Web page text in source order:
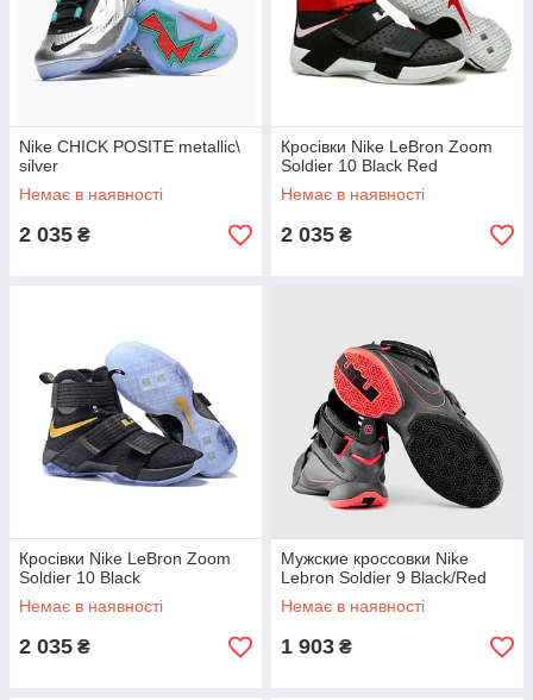
Nike CHICK POSITE metallic\
silver
Немає в наявності
2 035 ₴
Кросівки Nike LeBron Zoom
Soldier 10 Black Red
Немає в наявності
2 035 ₴
Кросівки Nike LeBron Zoom
Soldier 10 Black
Немає в наявності
2 035 ₴
Мужские кроссовки Nike
Lebron Soldier 9 Black/Red
Немає в наявності
1 903 ₴